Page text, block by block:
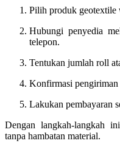
Pilih produk geotextile
Hubungi penyedia
telepon.
Tentukan jumlah roll
Konfirmasi
Lakukan pembayaran
Dengan langkah-langkah
tanpa hambatan material.